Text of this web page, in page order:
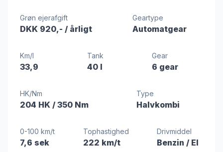
Grøn ejerafgift
DKK 920,- / årligt
Geartype
Automatgear
Km/l
33,9
Tank
40 l
Gear
6 gear
HK/Nm
204 HK / 350 Nm
Type
Halvkombi
0-100 km/t
7,6 sek
Tophastighed
222 km/t
Drivmiddel
Benzin / El